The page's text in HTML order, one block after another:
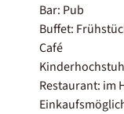
Bar: Pub
Buffet:
Café
Restaurant: im